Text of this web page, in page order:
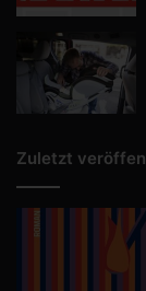
Zuletzt